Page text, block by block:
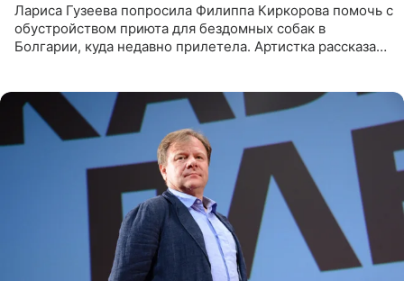
Лариса Гузеева попросила Филиппа Киркорова помочь с
обустройством приюта для бездомных собак в
Болгарии, куда недавно прилетела. Артистка рассказала